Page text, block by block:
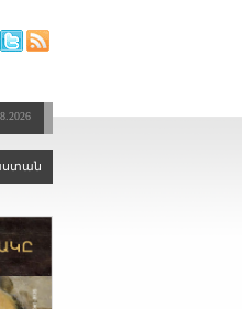
ձայնի իրավունքից զրկելու